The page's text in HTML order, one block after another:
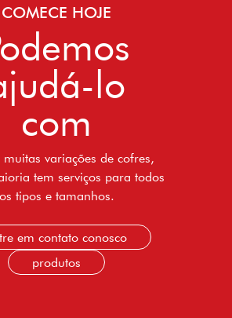
COMECE HOJE
lo
com
muitas variações de cofres,
tem serviços para todos
os tipos e tamanhos.
em contato conosco
produtos